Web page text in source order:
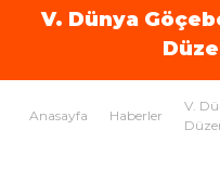
V. Dünya
Anasayfa Haberler
V.